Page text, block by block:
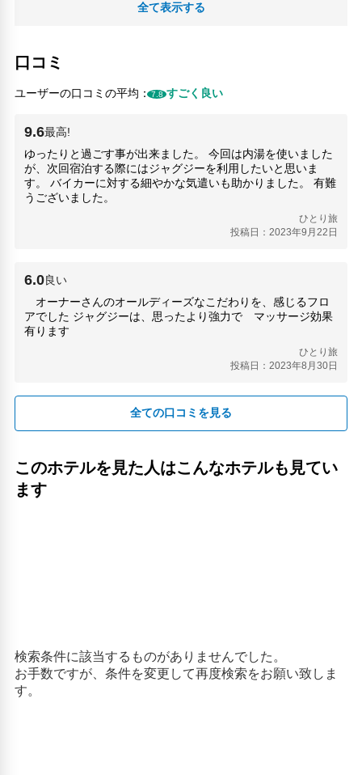
全て表示する
口コミ
ユーザーの口コミの平均：7.8 すごく良い
9.6最高!
ゆったりと過ごす事が出来ました。 今回は内湯を使いました
が、次回宿泊する際にはジャグジーを利用したいと思いま
す。 バイカーに対する細やかな気遣いも助かりました。 有難
うございました。
ひとり旅
投稿日：2023年9月22日
6.0良い
オーナーさんのオールディーズなこだわりを、感じるフロ
アでした ジャグジーは、思ったより強力で マッサージ効果
有ります
ひとり旅
投稿日：2023年8月30日
全ての口コミを見る
このホテルを見た人はこんなホテルも見てい
ます